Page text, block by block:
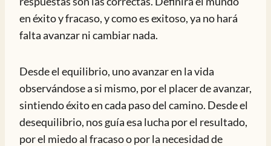
en éxito y fracaso, y como es exitoso, ya no hará
falta avanzar ni cambiar nada.
Desde el equilibrio, uno avanzar en la vida
observándose a si mismo, por el placer de avanzar,
sintiendo éxito en cada paso del camino. Desde el
desequilibrio, nos guía esa lucha por el resultado,
por el miedo al fracaso o por la necesidad de